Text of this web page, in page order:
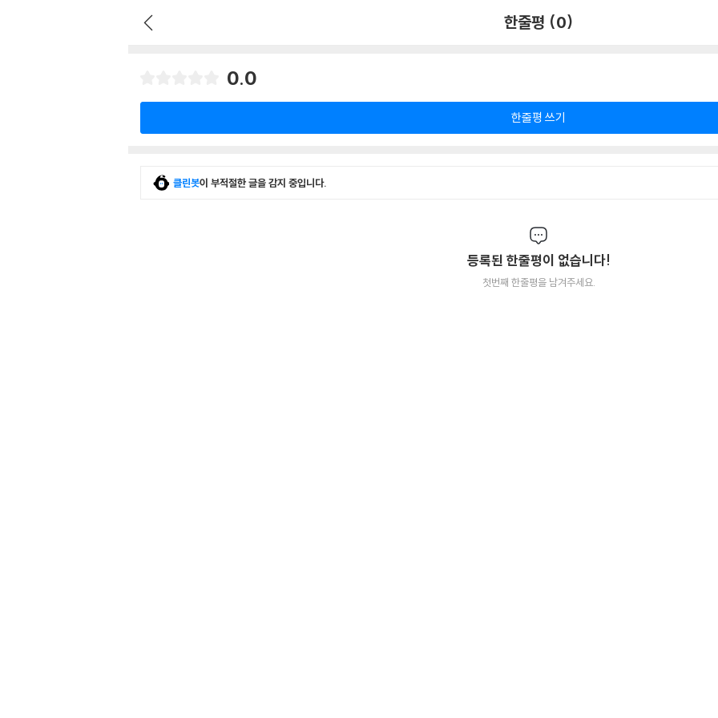
한줄평 (0)
0.0
한줄평 쓰기
클린봇이 부적절한 글을 감지 중입니다.
등록된 한줄평이 없습니다!
첫번째 한줄평을 남겨주세요.